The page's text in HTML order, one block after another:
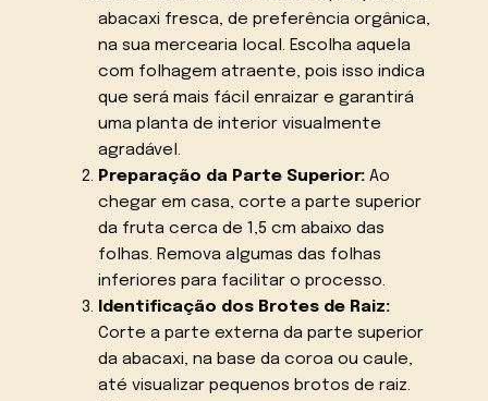
abacaxi fresca, de preferência orgânica,
na sua mercearia local. Escolha aquela
com folhagem atraente, pois isso indica
que será mais fácil enraizar e garantirá
uma planta de interior visualmente
agradável.
Preparação da Parte Superior:Ao
chegar em casa, corte a parte superior
da fruta cerca de 1,5 cm abaixo das
folhas. Remova algumas das folhas
inferiores para facilitar o processo.
Identificação dos Brotes de Raiz:
Corte a parte externa da parte superior
da abacaxi, na base da coroa ou caule,
até visualizar pequenos brotos de raiz.